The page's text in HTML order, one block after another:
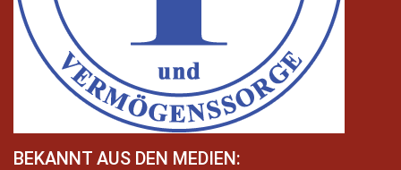
BEKANNT AUS DEN MEDIEN: